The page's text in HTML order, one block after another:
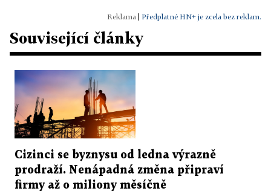
Předplatné HN+ je zcela bez reklam.
Související články
Cizinci se byznysu od ledna výrazně
prodraží. Nenápadná změna připraví
firmy až o miliony měsíčně